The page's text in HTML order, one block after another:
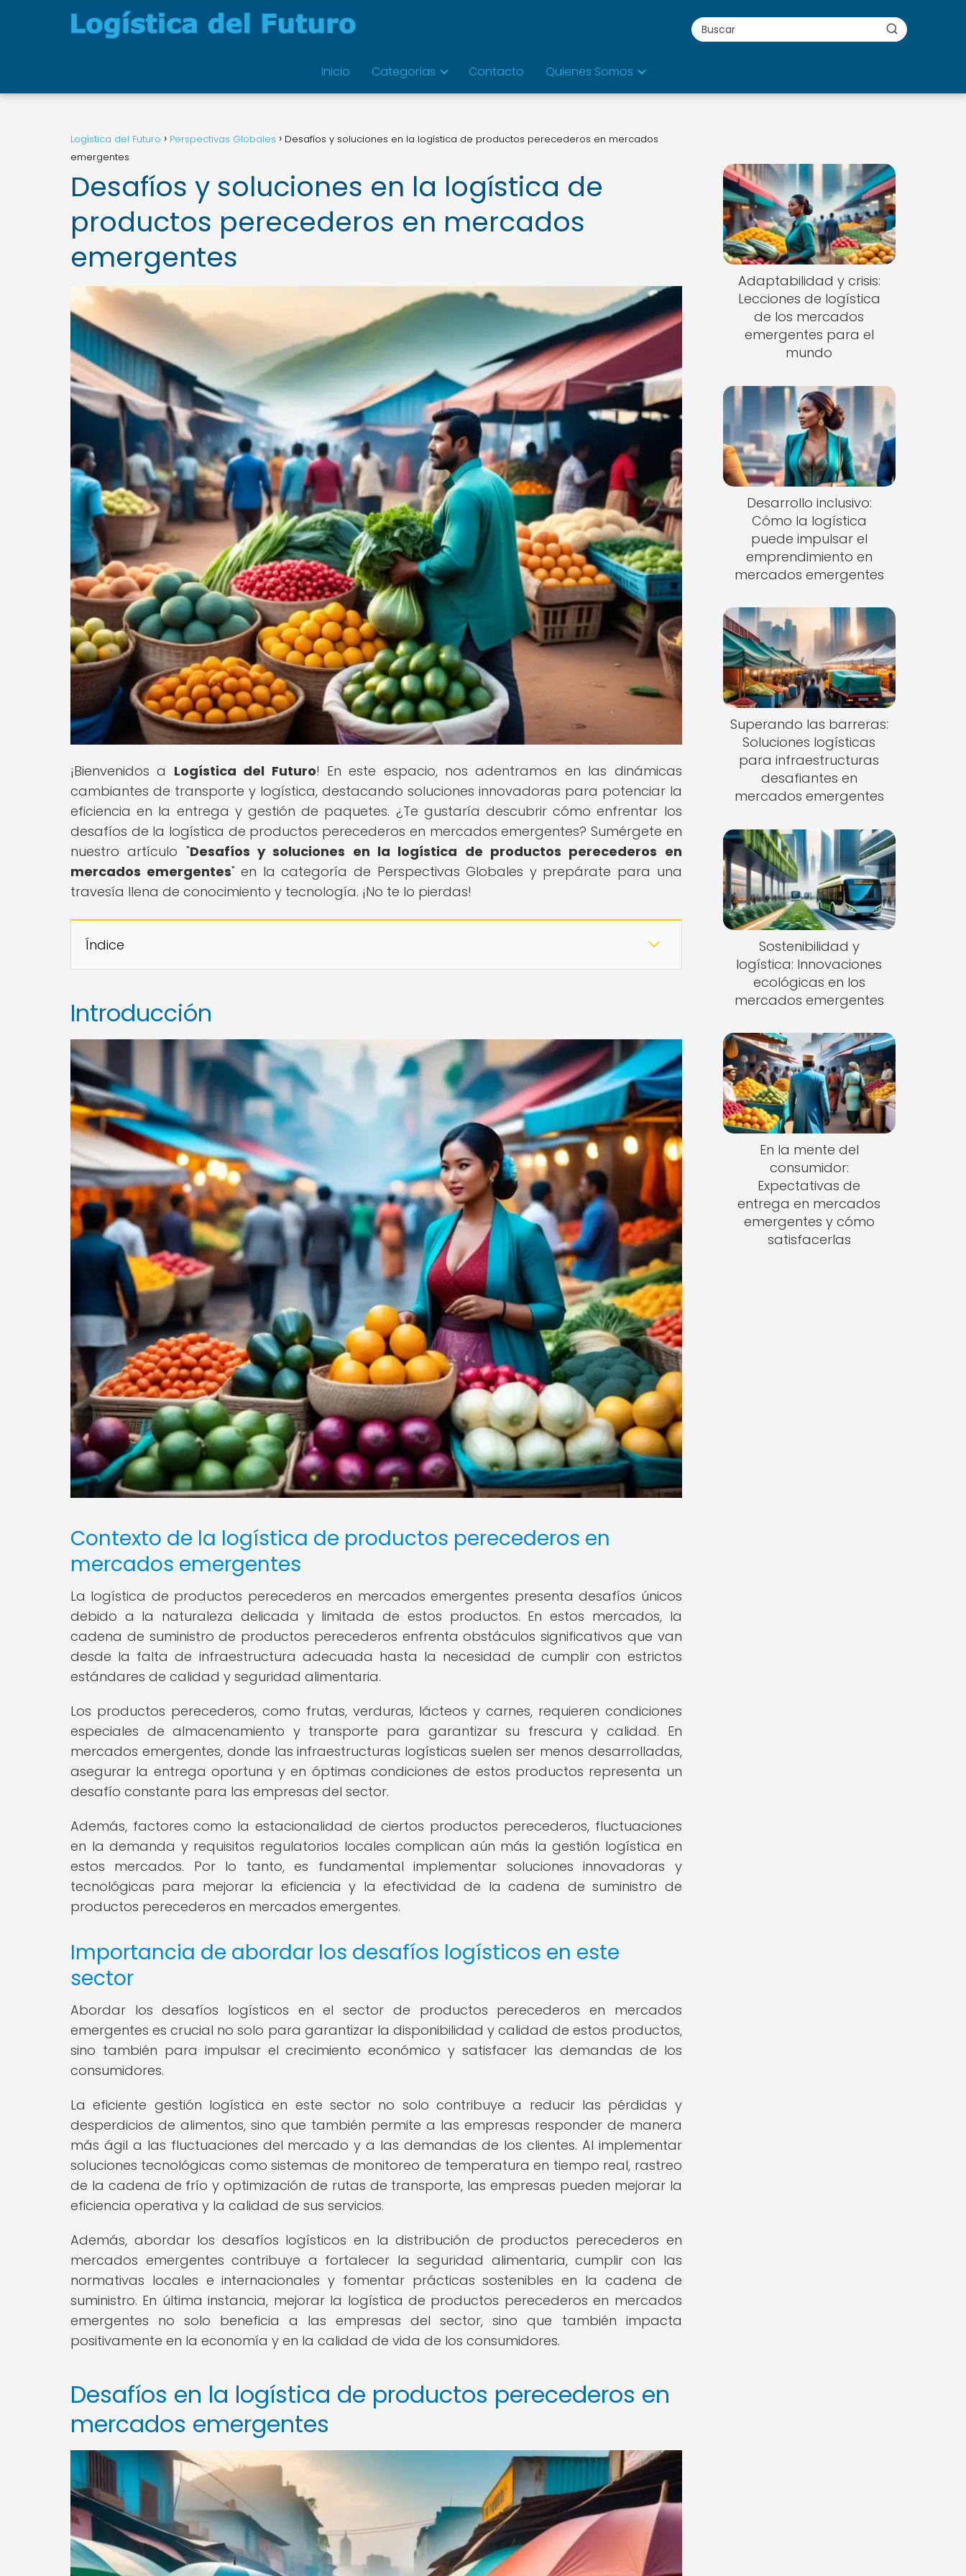
Inicio Categorías Contacto Quienes Somos
Logística del Futuro Perspectivas Globales
Desafíos y soluciones en la logística de productos perecederos en mercados
emergentes
Desafíos y soluciones en la logística de
productos perecederos en mercados
emergentes
¡Bienvenidos a Logística del Futuro! En este espacio, nos adentramos en las dinámicas
cambiantes de transporte y logística, destacando soluciones innovadoras para potenciar la
eficiencia en la entrega y gestión de paquetes. ¿Te gustaría descubrir cómo enfrentar los
desafíos de la logística de productos perecederos en mercados emergentes? Sumérgete en
nuestro artículo "Desafíos y soluciones en la logística de productos perecederos en
mercados emergentes" en la categoría de Perspectivas Globales y prepárate para una
travesía llena de conocimiento y tecnología. ¡No te lo pierdas!
Índice
Introducción
Contexto de la logística de productos perecederos en
mercados emergentes
La logística de productos perecederos en mercados emergentes presenta desafíos únicos
debido a la naturaleza delicada y limitada de estos productos. En estos mercados, la
cadena de suministro de productos perecederos enfrenta obstáculos significativos que van
desde la falta de infraestructura adecuada hasta la necesidad de cumplir con estrictos
estándares de calidad y seguridad alimentaria.
Los productos perecederos, como frutas, verduras, lácteos y carnes, requieren condiciones
especiales de almacenamiento y transporte para garantizar su frescura y calidad. En
mercados emergentes, donde las infraestructuras logísticas suelen ser menos desarrolladas,
asegurar la entrega oportuna y en óptimas condiciones de estos productos representa un
desafío constante para las empresas del sector.
Además, factores como la estacionalidad de ciertos productos perecederos, fluctuaciones
en la demanda y requisitos regulatorios locales complican aún más la gestión logística en
estos mercados. Por lo tanto, es fundamental implementar soluciones innovadoras y
tecnológicas para mejorar la eficiencia y la efectividad de la cadena de suministro de
productos perecederos en mercados emergentes.
Importancia de abordar los desafíos logísticos en este
sector
Abordar los desafíos logísticos en el sector de productos perecederos en mercados
emergentes es crucial no solo para garantizar la disponibilidad y calidad de estos productos,
sino también para impulsar el crecimiento económico y satisfacer las demandas de los
consumidores.
La eficiente gestión logística en este sector no solo contribuye a reducir las pérdidas y
desperdicios de alimentos, sino que también permite a las empresas responder de manera
más ágil a las fluctuaciones del mercado y a las demandas de los clientes. Al implementar
soluciones tecnológicas como sistemas de monitoreo de temperatura en tiempo real, rastreo
de la cadena de frío y optimización de rutas de transporte, las empresas pueden mejorar la
eficiencia operativa y la calidad de sus servicios.
Además, abordar los desafíos logísticos en la distribución de productos perecederos en
mercados emergentes contribuye a fortalecer la seguridad alimentaria, cumplir con las
normativas locales e internacionales y fomentar prácticas sostenibles en la cadena de
suministro. En última instancia, mejorar la logística de productos perecederos en mercados
emergentes no solo beneficia a las empresas del sector, sino que también impacta
positivamente en la economía y en la calidad de vida de los consumidores.
Desafíos en la logística de productos perecederos en
mercados emergentes
Adaptabilidad y crisis:
Lecciones de logística
de los mercados
emergentes para el
mundo
Desarrollo inclusivo:
Cómo la logística
puede impulsar el
emprendimiento en
mercados emergentes
Superando las barreras:
Soluciones logísticas
para infraestructuras
desafiantes en
mercados emergentes
Sostenibilidad y
logística: Innovaciones
ecológicas en los
mercados emergentes
En la mente del
consumidor:
Expectativas de
entrega en mercados
emergentes y cómo
satisfacerlas